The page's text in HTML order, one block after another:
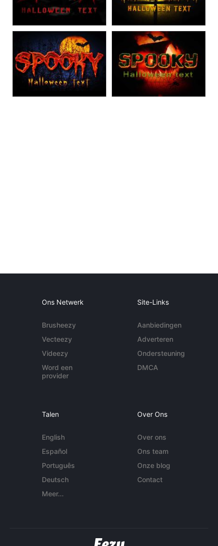
Ons Netwerk
Brusheezy
Vecteezy
Videezy
Word een
provider
Site-Links
Aanbiedingen
Adverteren
Ondersteuning
DMCA
Talen
English
Español
Português
Deutsch
Meer...
Over Ons
Over ons
Ons team
Onze blog
Contact